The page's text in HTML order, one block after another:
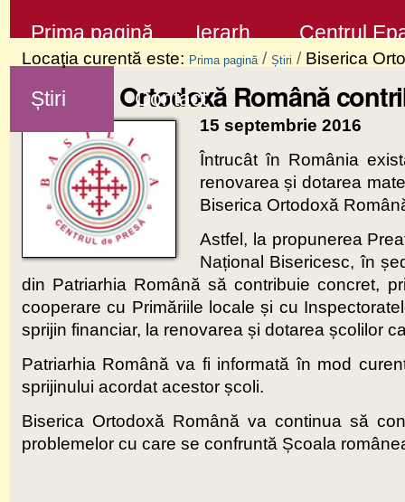
la
conţinut
Sari
navigare
Prima pagină Ierarh Centrul
Știri Contact
Locaţia curentă este: Prima pagină / Știri / Biserica
Biserica Ortodoxă Română
15 septembrie 2016
Întrucât în România
renovarea și dotarea
Biserica Ortodoxă
Astfel, la propunerea
Național Bisericesc, în
din Patriarhia Română să contribuie concret,
cooperare cu Primăriile locale și cu
sprijin financiar, la renovarea și dotarea școlilor
Patriarhia Română va fi informată în mod
sprijinului acordat acestor școli.
Biserica Ortodoxă Română va continua să
problemelor cu care se confruntă Școala